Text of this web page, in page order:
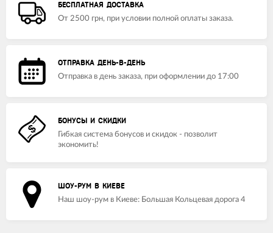
Модуль-дисплей GoPro Display Mod для HERO 13,
HERO 12, HERO 11, HERO 10 (AJLCD-001)
БЕСПЛАТНАЯ ДОСТАВКА
От 2500 грн, при условии полной оплаты заказа.
ОТПРАВКА ДЕНЬ-В-ДЕНЬ
Отправка в день заказа, при оформлении до 17:00
БОНУСЫ И СКИДКИ
Гибкая система бонусов и скидок - позволит
экономить!
ШОУ-РУМ В КИЕВЕ
Наш шоу-рум в Киеве: Большая Кольцевая дорога 4